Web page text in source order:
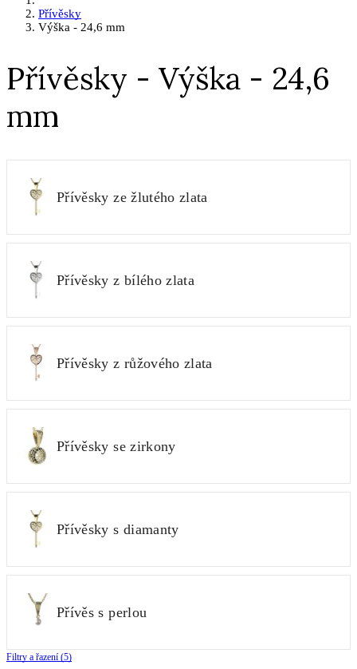
Přívěsky
Výška - 24,6 mm
Přívěsky - Výška - 24,6
mm
Přívěsky ze žlutého zlata
Přívěsky z bílého zlata
Přívěsky z růžového zlata
Přívěsky se zirkony
Přívěsky s diamanty
Přívěs s perlou
Filtry a řazení (5)